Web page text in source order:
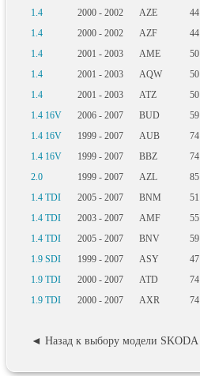
1.4
2000 - 2002 AZE 44
1.4
2000 - 2002 AZF 44
1.4
2001 - 2003 AME 50
1.4
2001 - 2003 AQW 50
1.4
2001 - 2003 ATZ 50
1.4 16V
2006 - 2007 BUD 59
1.4 16V
1999 - 2007 AUB 74
1.4 16V
1999 - 2007 BBZ 74
2.0
1999 - 2007 AZL 85
1.4 TDI
2005 - 2007 BNM 51
1.4 TDI
2003 - 2007 AMF 55
1.4 TDI
2005 - 2007 BNV 59
1.9 SDI
1999 - 2007 ASY 47
1.9 TDI
2000 - 2007 ATD 74
1.9 TDI
2000 - 2007 AXR 74
◄ Назад к выбору модели SKODA